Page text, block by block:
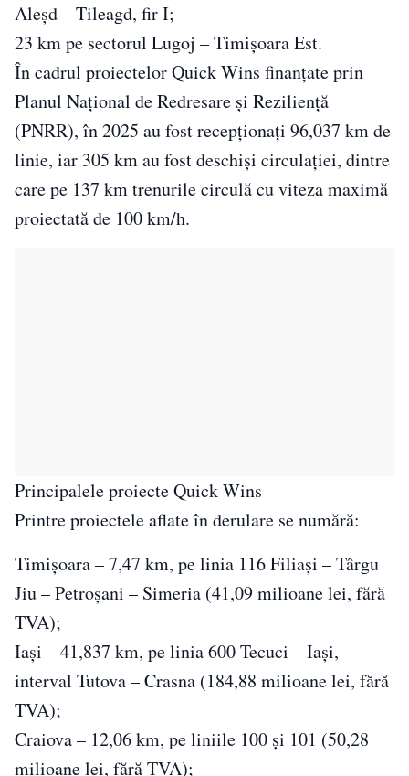
Aleșd – Tileagd, fir I;
23 km pe sectorul Lugoj – Timișoara Est.
În cadrul proiectelor Quick Wins finanțate prin
Planul Național de Redresare și Reziliență
(PNRR), în 2025 au fost recepționați 96,037 km de
linie, iar 305 km au fost deschiși circulației, dintre
care pe 137 km trenurile circulă cu viteza maximă
proiectată de 100 km/h.
Principalele proiecte Quick Wins
Printre proiectele aflate în derulare se numără:
Timișoara – 7,47 km, pe linia 116 Filiași – Târgu
Jiu – Petroșani – Simeria (41,09 milioane lei, fără
TVA);
Iași – 41,837 km, pe linia 600 Tecuci – Iași,
interval Tutova – Crasna (184,88 milioane lei, fără
TVA);
Craiova – 12,06 km, pe liniile 100 și 101 (50,28
milioane lei, fără TVA);